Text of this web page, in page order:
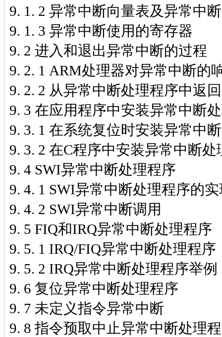
9. 1. 2 异常中断向量表及异常中
9. 1. 3 异常中断使用的寄存器
9. 2 进入和退出异常中断的过程
9. 2. 1 ARM处理器对异常中断的
9. 2. 2 从异常中断处理程序中返回
9. 3 在应用程序中安装异常中断
9. 3. 1 在系统复位时安装异常中
9. 3. 2 在C程序中安装异常中断处
9. 4 SWI异常中断处理程序
9. 4. 1 SWI异常中断处理程序的
9. 4. 2 SWI异常中断调用
9. 5 FIQ和IRQ异常中断处理程序
9. 5. 1 IRQ/FIQ异常中断处理程序
9. 5. 2 IRQ异常中断处理程序举例
9. 6 复位异常中断处理程序
9. 7 未定义指令异常中断
9. 8 指令预取中止异常中断处理